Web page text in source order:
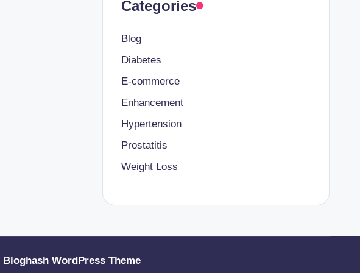
Categories
Blog
Diabetes
E-commerce
Enhancement
Hypertension
Prostatitis
Weight Loss
Bloghash WordPress Theme